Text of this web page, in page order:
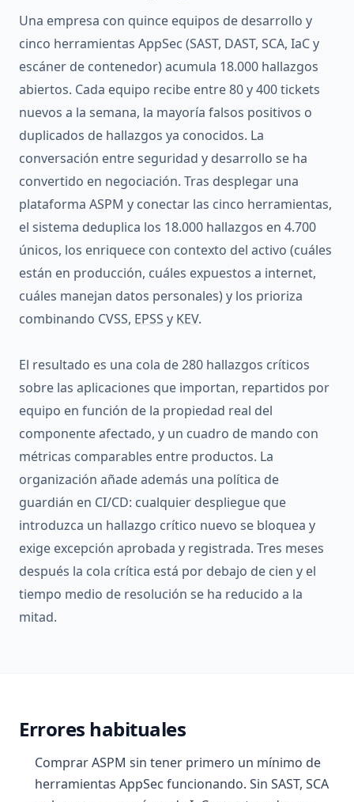
Una empresa con quince equipos de desarrollo y
cinco herramientas AppSec (SAST, DAST, SCA, IaC y
escáner de contenedor) acumula 18.000 hallazgos
abiertos. Cada equipo recibe entre 80 y 400 tickets
nuevos a la semana, la mayoría falsos positivos o
duplicados de hallazgos ya conocidos. La
conversación entre seguridad y desarrollo se ha
convertido en negociación. Tras desplegar una
plataforma ASPM y conectar las cinco herramientas,
el sistema deduplica los 18.000 hallazgos en 4.700
únicos, los enriquece con contexto del activo (cuáles
están en producción, cuáles expuestos a internet,
cuáles manejan datos personales) y los prioriza
combinando CVSS, EPSS y KEV.
El resultado es una cola de 280 hallazgos críticos
sobre las aplicaciones que importan, repartidos por
equipo en función de la propiedad real del
componente afectado, y un cuadro de mando con
métricas comparables entre productos. La
organización añade además una política de
guardián en CI/CD: cualquier despliegue que
introduzca un hallazgo crítico nuevo se bloquea y
exige excepción aprobada y registrada. Tres meses
después la cola crítica está por debajo de cien y el
tiempo medio de resolución se ha reducido a la
mitad.
Errores habituales
Comprar ASPM sin tener primero un mínimo de
herramientas AppSec funcionando. Sin SAST, SCA